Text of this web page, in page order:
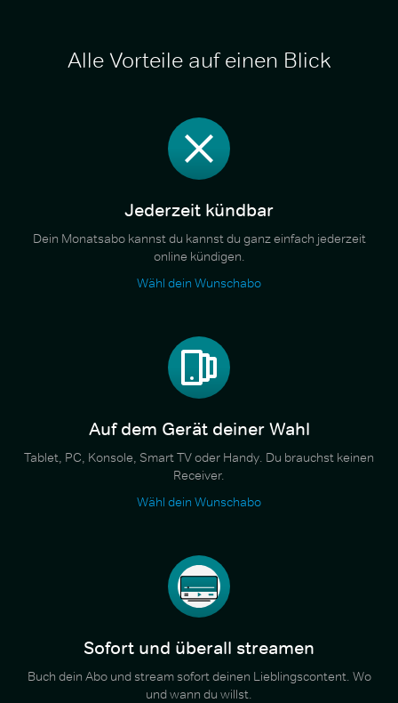
Alle Vorteile auf einen Blick
Jederzeit kündbar
Dein Monatsabo kannst du kannst du ganz einfach jederzeit
online kündigen.
Wähl dein Wunschabo
Auf dem Gerät deiner Wahl
Tablet, PC, Konsole, Smart TV oder Handy. Du brauchst keinen
Receiver.
Wähl dein Wunschabo
Sofort und überall streamen
Buch dein Abo und stream sofort deinen Lieblingscontent. Wo
und wann du willst.